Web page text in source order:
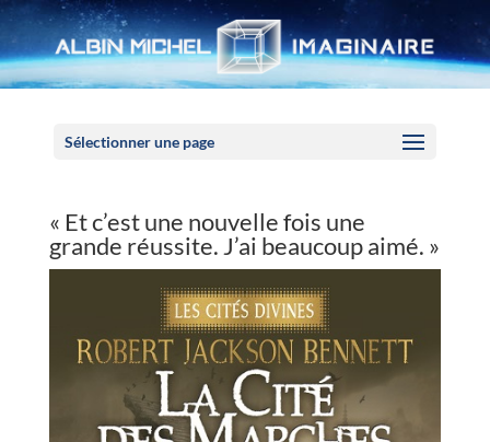
Sélectionner une page
« Et c’est une nouvelle fois une
grande réussite. J’ai beaucoup aimé. »
Panneau de gestion des cookies